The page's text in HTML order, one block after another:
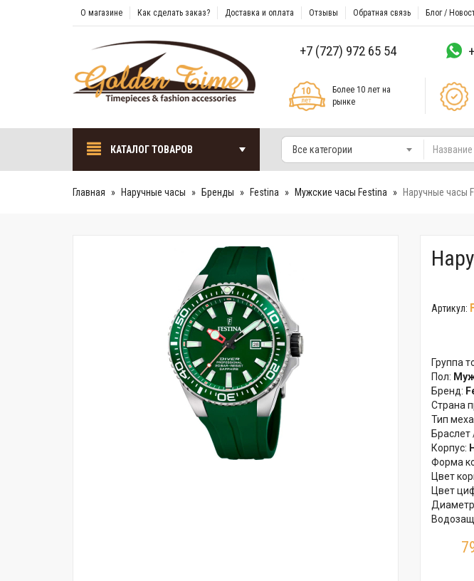
О магазине Как сделать заказ? Доставка и оплата Отзывы Обратная связь Блог /
+7 (727) 972 65 54
Более 10 лет на
рынке
КАТАЛОГ ТОВАРОВ Все категории
Главная Наручные часы Бренды Festina Мужские часы Festina Наручные часы
Артикул:
Группа
Пол:
Бренд:
Страна
Тип
Корпус:
Форма
Цвет
Цвет